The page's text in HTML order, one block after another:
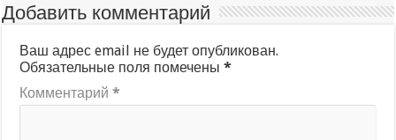
Добавить комментарий
Ваш адрес email не будет опубликован.
Обязательные поля помечены*
Комментарий*